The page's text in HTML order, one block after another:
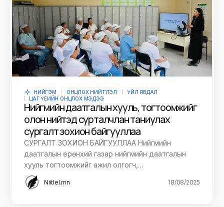
НИЙГЭМ ОНЦЛОХ НИЙТЛЭЛ
ҮЙЛ ЯВДАЛ
ЦАГ ҮЕИЙН ОНЦЛОХ МЭДЭЭ
Нийгмийн даатгалын хууль, тогтоомжийг
олон нийтэд сурталчлан таниулах
сургалт зохион байгууллаа
СУРГАЛТ ЗОХИОН БАЙГУУЛЛАА Нийгмийн
даатгалын ерөнхий газар нийгмийн даатгалын
хууль тогтоомжийг ажил олгогч,…
Niitlel.mn 18/08/2025